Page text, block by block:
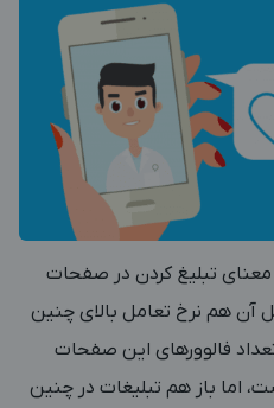
معنای تبلیغ کردن در صفحات
آن هم نرخ تعامل بالای چنین
فالوورهای این صفحات
اما باز هم تبلیغات در چنین